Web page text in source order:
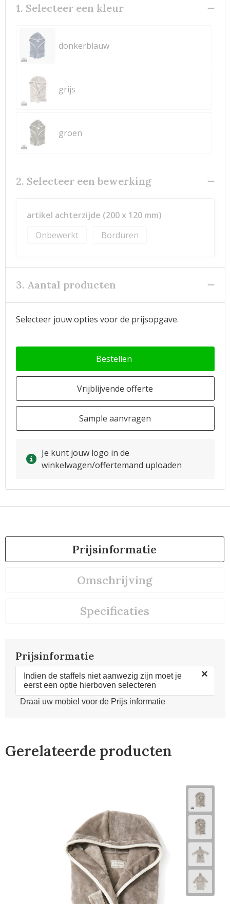
1. Selecteer een kleur
donkerblauw
grijs
groen
2. Selecteer een bewerking
artikel achterzijde (200 x 120 mm)
Onbewerkt
Borduren
3. Aantal producten
Selecteer jouw opties voor de prijsopgave.
Bestellen
Vrijblijvende offerte
Sample aanvragen
Je kunt jouw logo in de
winkelwagen/offertemand uploaden
Prijsinformatie
Omschrijving
Specificaties
Prijsinformatie
Indien de staffels niet aanwezig zijn moet je
eerst een optie hierboven selecteren
×
Draai uw mobiel voor de Prijs informatie
Gerelateerde producten